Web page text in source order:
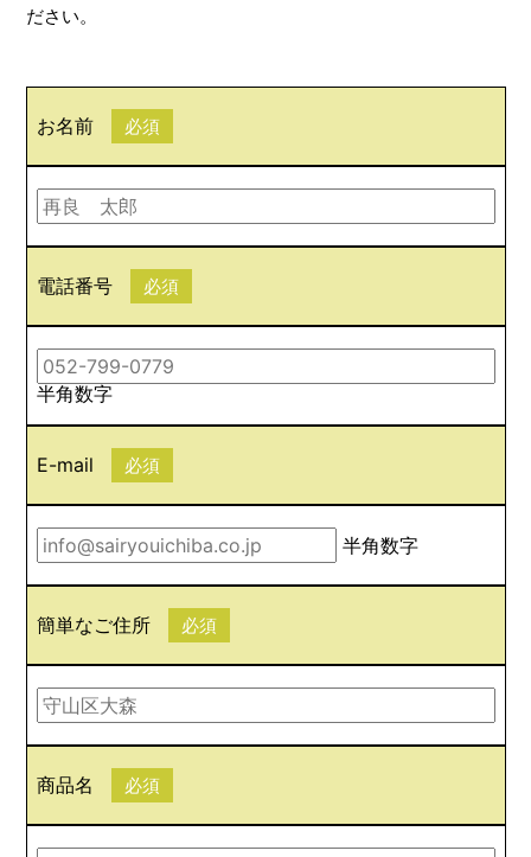
ださい。
お名前 必須
電話番号 必須
半角数字
E-mail 必須
半角数字
簡単なご住所 必須
商品名 必須